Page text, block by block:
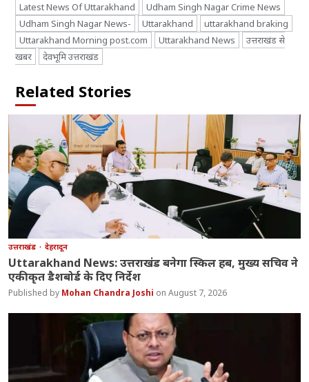
Latest News Of Uttarakhand
Udham Singh Nagar Crime News
Udham Singh Nagar News-
Uttarakhand
uttarakhand braking
Uttarakhand Morning post.com
Uttarakhand News
उत्तराखंड से
खबर
देवभूमि उत्तराखंड
Related Stories
उत्तराखंड देहरादून
Uttarakhand News: उत्तराखंड बनेगा स्किल हब, मुख्य सचिव ने
एकीकृत डैशबोर्ड के दिए निर्देश
Mohan Chandra Joshi August 7, 2026